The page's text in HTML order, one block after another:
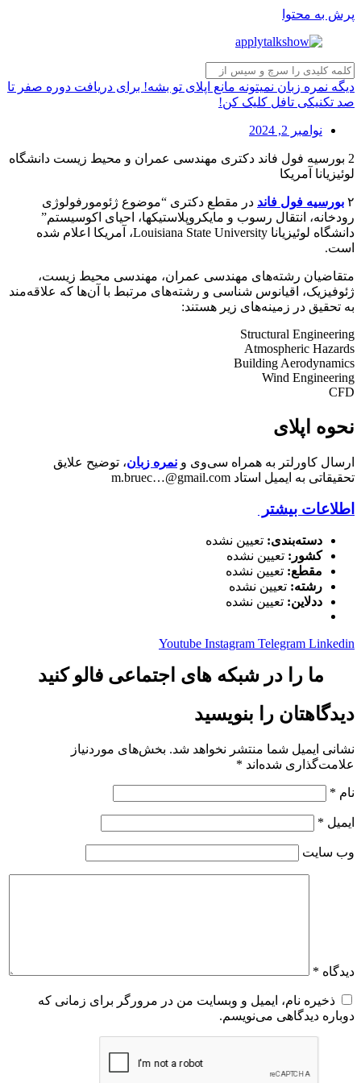
پرش به محتوا
دیگه نمره زبان نمیتونه مانع اپلای تو بشه! برای دریافت دوره صفر تا
صد تکنیکی تافل کلیک کن!
نوامبر 2, 2024
2 بورسیه فول فاند دکتری مهندسی عمران و محیط زیست دانشگاه
لوئیزیانا آمریکا
۲ بورسیه فول فاند در مقطع دکتری “موضوع ژئومورفولوژی
رودخانه، انتقال رسوب و مایکروپلاستیکها، احیای اکوسیستم”
دانشگاه لوئیزیانا Louisiana State University، آمریکا اعلام شده
است.
متقاضیان رشته‌های مهندسی عمران، مهندسی محیط زیست،
ژئوفیزیک، اقیانوس شناسی و رشته‌های مرتبط با آن‌ها که علاقه‌مند
به تحقیق در زمینه‌های زیر هستند:
Structural Engineering
Atmospheric Hazards
Building Aerodynamics
Wind Engineering
CFD
نحوه اپلای
ارسال کاورلتر به همراه سی‌وی و نمره زبان، توضیح علایق
تحقیقاتی به ایمیل استاد m.bruec…@gmail.com
اطلاعات بیشتر
دسته‌بندی: تعیین نشده
کشور: تعیین نشده
مقطع: تعیین نشده
رشته: تعیین نشده
ددلاین: تعیین نشده
Youtube Instagram Telegram Linkedin
ما را در شبکه های اجتماعی فالو کنید
دیدگاهتان را بنویسید
نشانی ایمیل شما منتشر نخواهد شد. بخش‌های موردنیاز
علامت‌گذاری شده‌اند *
نام *
ایمیل *
وب‌ سایت
دیدگاه *
ذخیره نام، ایمیل و وبسایت من در مرورگر برای زمانی که
دوباره دیدگاهی می‌نویسم.